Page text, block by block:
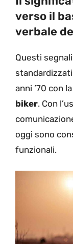
verso il
verbale
Questi
anni ’70 con
biker. Con
oggi sono
funzionali.